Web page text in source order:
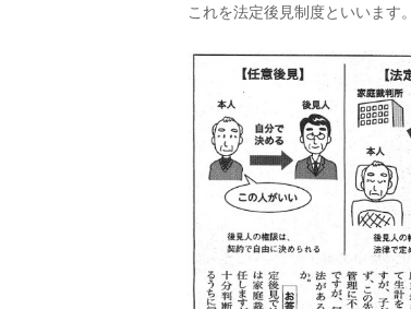
これを法定後見制度といいます。